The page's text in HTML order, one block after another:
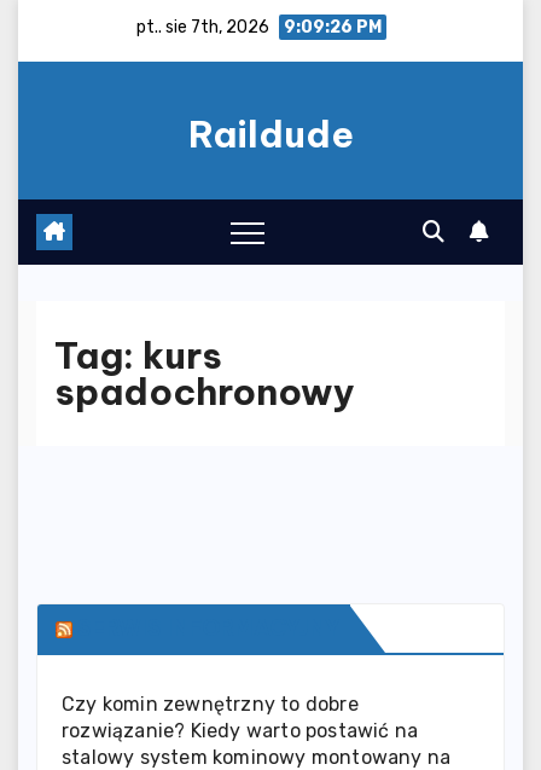
pt.. sie 7th, 2026 9:09:26 PM
Raildude
Tag: kurs
spadochronowy
Czy komin zewnętrzny to dobre
rozwiązanie? Kiedy warto postawić na
stalowy system kominowy montowany na